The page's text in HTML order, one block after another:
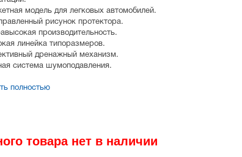
модель для легковых автомобилей.
рисунок протектора.
производительность.
линейка типоразмеров.
дренажный механизм.
система шумоподавления.
полностью
товара нет в наличии